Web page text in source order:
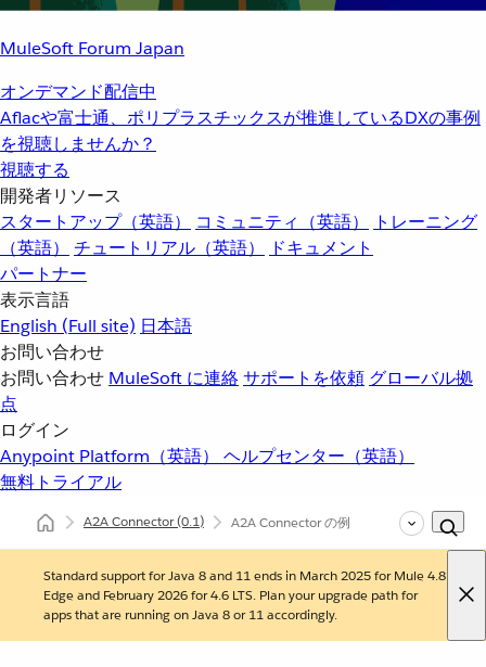
MuleSoft Forum Japan
オンデマンド配信中
Aflacや富士通、ポリプラスチックスが推進しているDXの事例
を視聴しませんか？
視聴する
開発者リソース
スタートアップ（英語）
コミュニティ（英語）
トレーニング
（英語）
チュートリアル（英語）
ドキュメント
パートナー
表示言語
English (Full site) 日本語
お問い合わせ
お問い合わせ MuleSoft に連絡サポートを依頼 グローバル拠
点
ログイン
Anypoint Platform（英語） ヘルプセンター（英語）
無料トライアル
A2A Connector(0.1) A2A Connector の例
Standard support for Java 8 and 11 ends in March 2025 for Mule 4.8
Edge and February 2026 for 4.6 LTS. Plan your upgrade path for
apps that are running on Java 8 or 11 accordingly.